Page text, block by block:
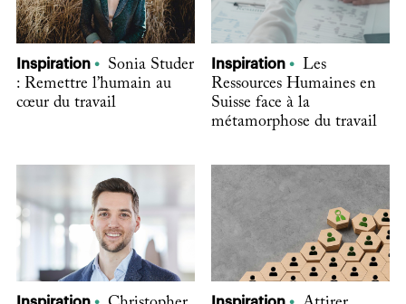
Inspiration
Sonia Studer
: Remettre l’humain au
cœur du travail
Inspiration
Les
Ressources Humaines en
Suisse face à la
métamorphose du travail